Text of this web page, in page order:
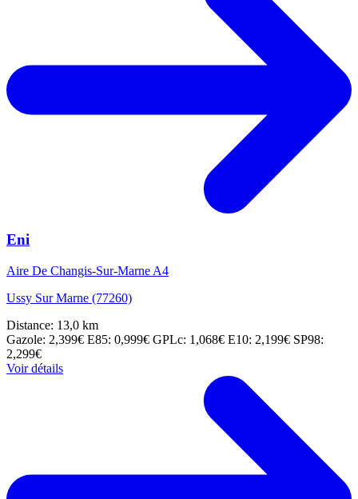
Eni
Aire De Changis-Sur-Marne A4
Ussy Sur Marne (77260)
Distance: 13,0 km
Gazole: 2,399€ E85: 0,999€ GPLc: 1,068€ E10: 2,199€ SP98:
2,299€
Voir détails